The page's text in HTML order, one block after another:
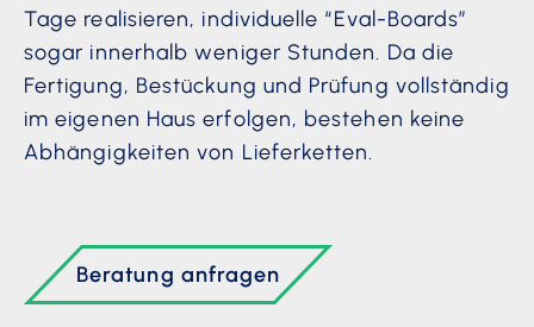
Tage realisieren, individuelle “Eval-Boards”
sogar innerhalb weniger Stunden. Da die
Fertigung, Bestückung und Prüfung vollständig
im eigenen Haus erfolgen, bestehen keine
Abhängigkeiten von Lieferketten.
Beratung anfragen